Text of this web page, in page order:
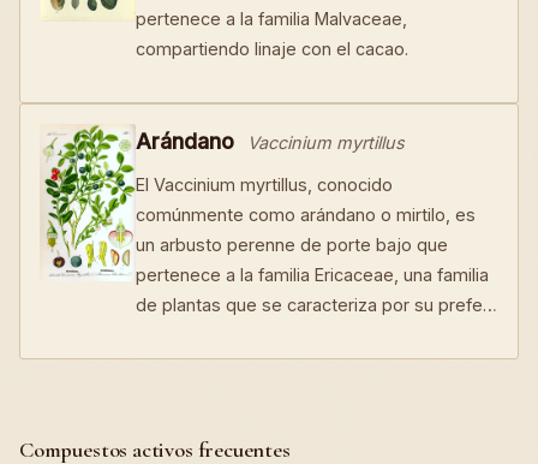
pertenece a la familia Malvaceae,
compartiendo linaje con el cacao.
Arándano Vaccinium myrtillus
El Vaccinium myrtillus, conocido
comúnmente como arándano o mirtilo, es
un arbusto perenne de porte bajo que
pertenece a la familia Ericaceae, una familia
de plantas que se caracteriza por su prefe…
Compuestos activos frecuentes